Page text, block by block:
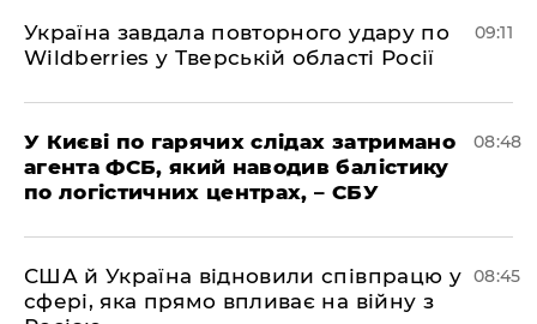
Україна завдала повторного удару по
Wildberries у Тверській області Росії
09:11
У Києві по гарячих слідах затримано
агента ФСБ, який наводив балістику
по логістичних центрах, – СБУ
08:48
США й Україна відновили співпрацю у
сфері, яка прямо впливає на війну з
08:45